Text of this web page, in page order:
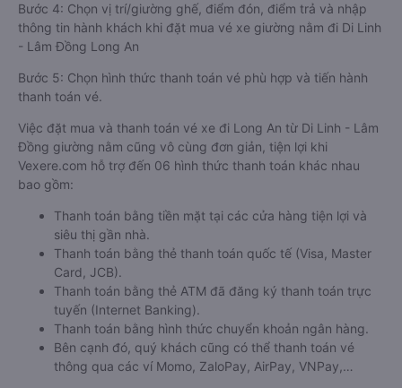
Bước 4: Chọn vị trí/giường ghế, điểm đón, điểm trả và nhập
thông tin hành khách khi đặt mua vé xe giường nằm đi Di Linh
- Lâm Đồng Long An
Bước 5: Chọn hình thức thanh toán vé phù hợp và tiến hành
thanh toán vé.
Việc đặt mua và thanh toán vé xe đi Long An từ Di Linh - Lâm
Đồng giường nằm cũng vô cùng đơn giản, tiện lợi khi
Vexere.com hỗ trợ đến 06 hình thức thanh toán khác nhau
bao gồm:
Thanh toán bằng tiền mặt tại các cửa hàng tiện lợi và
siêu thị gần nhà.
Thanh toán bằng thẻ thanh toán quốc tế (Visa, Master
Card, JCB).
Thanh toán bằng thẻ ATM đã đăng ký thanh toán trực
tuyến (Internet Banking).
Thanh toán bằng hình thức chuyển khoản ngân hàng.
Bên cạnh đó, quý khách cũng có thể thanh toán vé
thông qua các ví Momo, ZaloPay, AirPay, VNPay,…